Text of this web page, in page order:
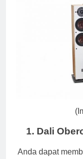
1. Dali
Anda dapat